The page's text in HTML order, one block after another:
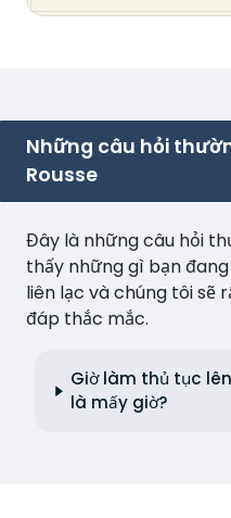
Những câu hỏi
Rousse
Đây là những câu hỏi
thấy những gì bạn
liên lạc và chúng tôi sẽ
đáp thắc mắc.
Giờ làm thủ tục
là mấy giờ?